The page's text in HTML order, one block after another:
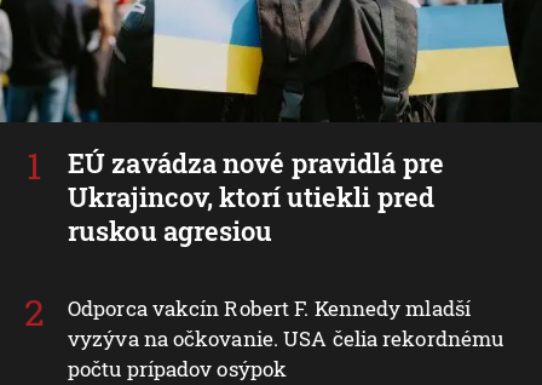
EÚ zavádza nové pravidlá pre
Ukrajincov, ktorí utiekli pred
ruskou agresiou
Odporca vakcín Robert F. Kennedy mladší
vyzýva na očkovanie. USA čelia rekordnému
počtu prípadov osýpok